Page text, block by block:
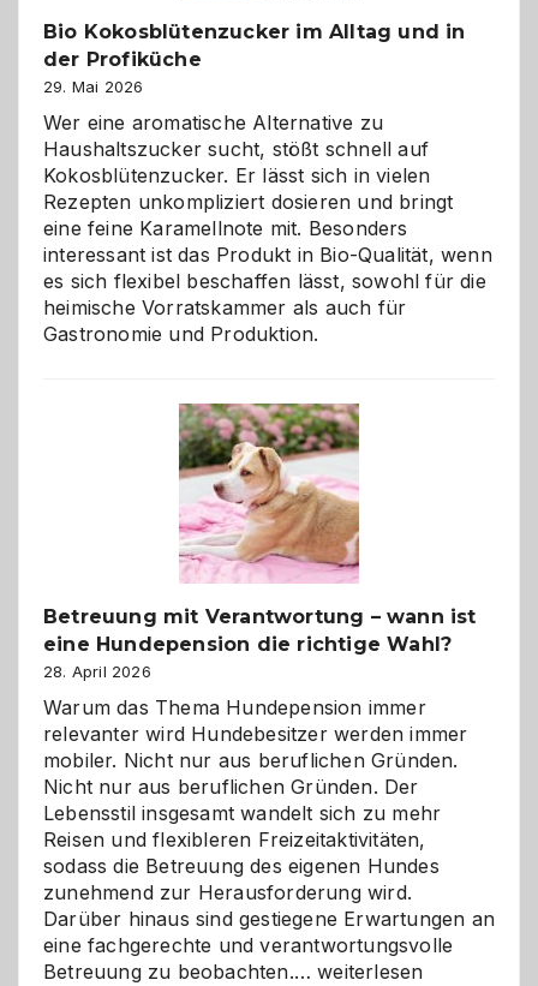
eigenen
Bio Kokosblütenzucker im Alltag und in
der Profiküche
29. Mai 2026
Wer eine aromatische Alternative zu
Haushaltszucker sucht, stößt schnell auf
Kokosblütenzucker. Er lässt sich in vielen
Rezepten unkompliziert dosieren und bringt
eine feine Karamellnote mit. Besonders
interessant ist das Produkt in Bio-Qualität, wenn
es sich flexibel beschaffen lässt, sowohl für die
heimische Vorratskammer als auch für
Gastronomie und Produktion.
Betreuung mit Verantwortung – wann ist
eine Hundepension die richtige Wahl?
28. April 2026
Warum das Thema Hundepension immer
relevanter wird Hundebesitzer werden immer
mobiler. Nicht nur aus beruflichen Gründen.
Nicht nur aus beruflichen Gründen. Der
Lebensstil insgesamt wandelt sich zu mehr
Reisen und flexibleren Freizeitaktivitäten,
sodass die Betreuung des eigenen Hundes
zunehmend zur Herausforderung wird.
Darüber hinaus sind gestiegene Erwartungen an
eine fachgerechte und verantwortungsvolle
Betreuung zu beobachten.…Betreuung
weiterlesen